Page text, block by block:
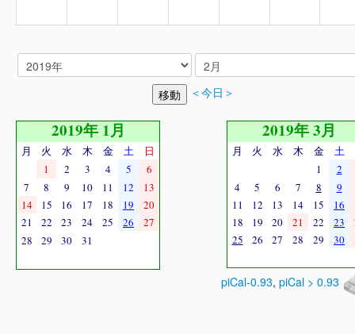
＜今日＞
2019年 1月
月 火 水 木 金 土
日
1
2 3 4 5
6
7
8 9 10 11 12
13
14
15 16 17 18 19
20
21
22 23 24 25 26
27
28
29 30 31
2019年 3月
月 火 水 木 金 土
1
2
4
5 6 7 8 9
11
12 13 14 15 16
18
19 20 21 22 23
25
26 27 28 29 30
piCal-0.93, piCal > 0.93